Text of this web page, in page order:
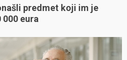
predmet koji im je
eura